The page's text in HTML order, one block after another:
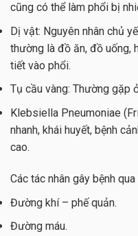
cũng có thể làm phổi bị
Dị vật: Nguyên nhân chủ
thường là đồ ăn, đồ uống,
tiết vào phổi.
Tụ cầu vàng: Thường gặp
Klebsiella Pneumoniae
nhanh, khái huyết, bệnh
cao.
Các tác nhân gây bệnh
Đường khí – phế quản.
Đường máu.